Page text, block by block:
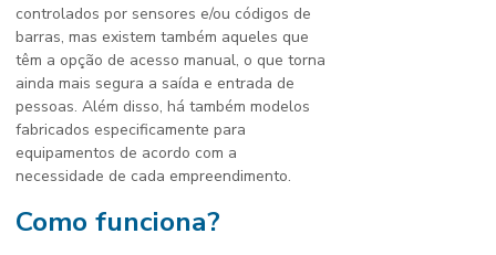
controlados por sensores e/ou códigos de
barras, mas existem também aqueles que
têm a opção de acesso manual, o que torna
ainda mais segura a saída e entrada de
pessoas. Além disso, há também modelos
fabricados especificamente para
equipamentos de acordo com a
necessidade de cada empreendimento.
Como funciona?